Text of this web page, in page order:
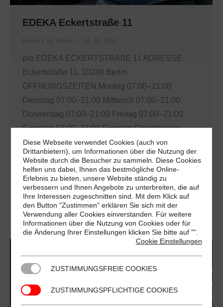
EDEKA Eckertstraße 11
pro EDEKA ECKERTSTRAßE 11 ADRESSE
Eckertstraße 11, 10249 Berlin
ÖFFNUNGSZEITEN Montag 07:00–21:00
Dienstag 07:00–21:00 Mittwoch 07:00–21:00
Donnerstag 07:00–21:00 Freitag 07:00–21:00
Samstag 07:00–21:00 Sonntag Geschlossen
VORTEILE Displaywerbung in Supermärkten im
Großraum Berlin und Umgebung animierte
Werbung im Kassenbereich mit brillanter Qualität
hohe Wiederholungsrate 6 Tage pro Woche, 52
Wochen im Jahr monatlich über 12 Mio.
Kontakte…
Diese Webseite verwendet Cookies (auch von
Drittanbietern), um Informationen über die Nutzung der
Website durch die Besucher zu sammeln. Diese Cookies
helfen uns dabei, Ihnen das bestmögliche Online-
Erlebnis zu bieten, unsere Website ständig zu
verbessern und Ihnen Angebote zu unterbreiten, die auf
Ihre Interessen zugeschnitten sind. Mit dem Klick auf
den Button "Zustimmen" erklären Sie sich mit der
Verwendung aller Cookies einverstanden. Für weitere
Informationen über die Nutzung von Cookies oder für
die Änderung Ihrer Einstellungen klicken Sie bitte auf "
Cookie Einstellungen
".
ZUSTIMMUNGSFREIE COOKIES
ZUSTIMMUNGSPFLICHTIGE COOKIES